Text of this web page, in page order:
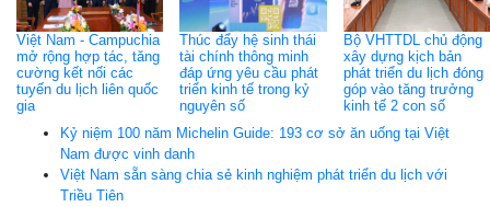
Việt Nam - Campuchia
mở rộng hợp tác, tăng
cường kết nối các
tuyến du lịch liên quốc
gia
Thúc đẩy hệ sinh thái
tài chính thông minh
đáp ứng yêu cầu phát
triển kinh tế trong kỷ
nguyên số
Bộ VHTTDL chủ động
xây dựng kịch bản
phát triển du lịch đóng
góp vào tăng trưởng
kinh tế 2 con số
Kỷ niệm 100 năm Michelin Guide: 193 cơ sở ăn uống tại Việt
Nam được vinh danh
Việt Nam sẵn sàng chia sẻ kinh nghiệm phát triển du lịch với
Triều Tiên